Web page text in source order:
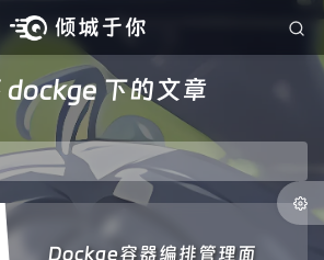
dockge 下的文章
Dockge容器编排管理面